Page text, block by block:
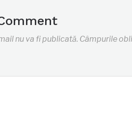
nu va fi publicată. Câmpurile